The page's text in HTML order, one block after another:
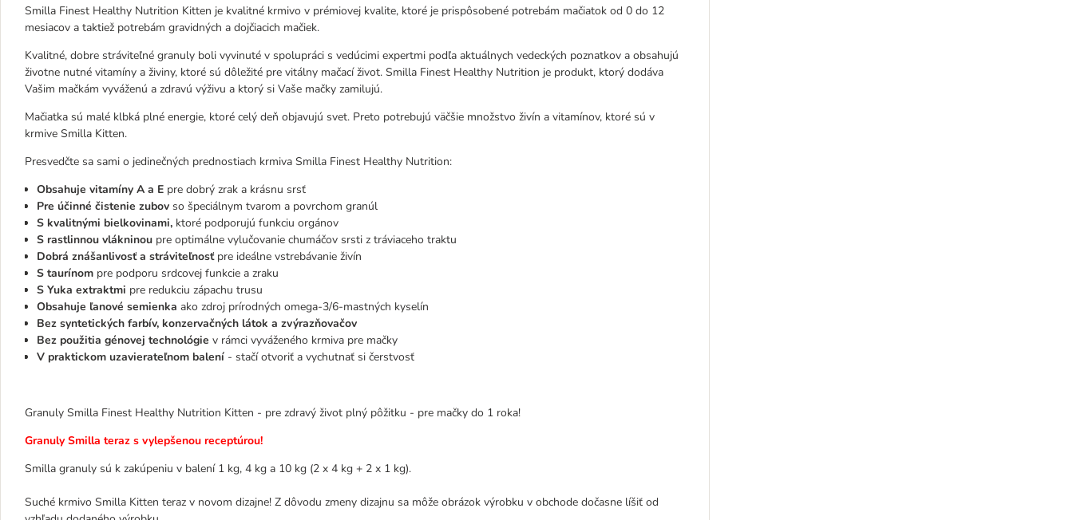
Smilla Finest Healthy Nutrition Kitten je kvalitné krmivo v prémiovej kvalite, ktoré je prispôsobené potrebám mačiatok od 0 do 12
mesiacov a taktiež potrebám gravidných a dojčiacich mačiek.
Kvalitné, dobre stráviteľné granuly boli vyvinuté v spolupráci s vedúcimi expertmi podľa aktuálnych vedeckých poznatkov a obsahujú
životne nutné vitamíny a živiny, ktoré sú dôležité pre vitálny mačací život. Smilla Finest Healthy Nutrition je produkt, ktorý dodáva
Vašim mačkám vyváženú a zdravú výživu a ktorý si Vaše mačky zamilujú.
Mačiatka sú malé klbká plné energie, ktoré celý deň objavujú svet. Preto potrebujú väčšie množstvo živín a vitamínov, ktoré sú v
krmive Smilla Kitten.
Presvedčte sa sami o jedinečných prednostiach krmiva Smilla Finest Healthy Nutrition:
Obsahuje vitamíny A a E pre dobrý zrak a krásnu srsť
Pre účinné čistenie zubov so špeciálnym tvarom a povrchom granúl
S kvalitnými bielkovinami, ktoré podporujú funkciu orgánov
S rastlinnou vlákninou pre optimálne vylučovanie chumáčov srsti z tráviaceho traktu
Dobrá znášanlivosť a stráviteľnosťpre ideálne vstrebávanie živín
S taurínom pre podporu srdcovej funkcie a zraku
S Yuka extraktmi pre redukciu zápachu trusu
Obsahuje ľanové semienka ako zdroj prírodných omega-3/6-mastných kyselín
Bez syntetických farbív, konzervačných látok a zvýrazňovačov
Bez použitia génovej technológie v rámci vyváženého krmiva pre mačky
V praktickom uzavierateľnom balení - stačí otvoriť a vychutnať si čerstvosť
Granuly Smilla Finest Healthy Nutrition Kitten - pre zdravý život plný pôžitku - pre mačky do 1 roka!
Granuly Smilla teraz s vylepšenou receptúrou!
Smilla granuly sú k zakúpeniu v balení 1 kg, 4 kg a 10 kg (2 x 4 kg + 2 x 1 kg).
Suché krmivo Smilla Kitten teraz v novom dizajne! Z dôvodu zmeny dizajnu sa môže obrázok výrobku v obchode dočasne líšiť od